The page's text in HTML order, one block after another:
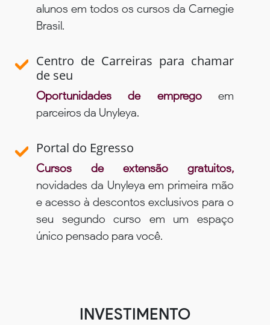
alunos em todos os cursos da Carnegie
Brasil.
Centro de Carreiras para chamar
de seu
Oportunidades de empregoem
parceiros da Unyleya.
Portal do Egresso
Cursos de extensão gratuitos,
novidades da Unyleya em primeira mão
e acesso à descontos exclusivos para o
seu segundo curso em um espaço
único pensado para você.
INVESTIMENTO